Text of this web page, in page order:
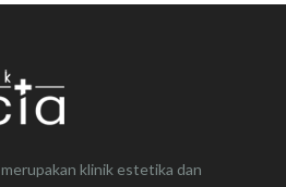
merupakan klinik estetika dan